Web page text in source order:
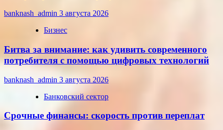
banknash_admin 3 августа 2026
Бизнес
Битва за внимание: как удивить современного
потребителя с помощью цифровых технологий
banknash_admin 3 августа 2026
Банковский сектор
Срочные финансы: скорость против переплат